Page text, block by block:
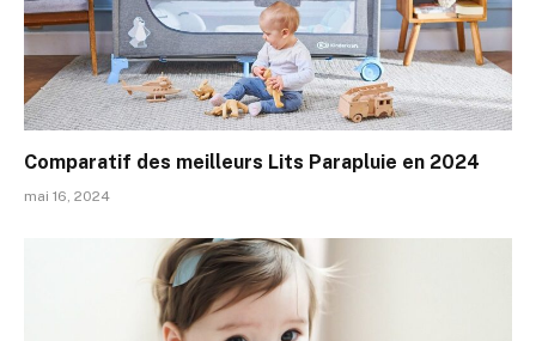
Comparatif des meilleurs Lits Parapluie en 2024
mai 16, 2024